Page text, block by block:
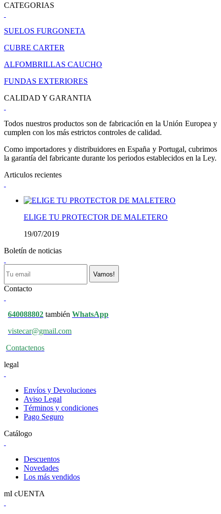
CATEGORIAS
SUELOS FURGONETA
CUBRE CARTER
ALFOMBRILLAS CAUCHO
FUNDAS EXTERIORES
CALIDAD Y GARANTIA
Todos nuestros productos son de fabricación en la Unión Europea y
cumplen con los más estrictos controles de calidad.
Como importadores y distribuidores en España y Portugal, cubrimos
la garantía del fabricante durante los periodos establecidos en la Ley.
Articulos recientes
ELIGE TU PROTECTOR DE MALETERO
19/07/2019
Boletín de noticias
Vamos!
Contacto
640088802 también WhatsApp
vistecar@gmail.com
Contactenos
legal
Envíos y Devoluciones
Aviso Legal
Términos y condiciones
Pago Seguro
Catálogo
Descuentos
Novedades
Los más vendidos
mI cUENTA